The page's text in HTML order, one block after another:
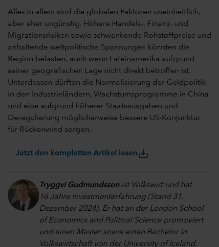
Alles in allem sind die globalen Faktoren uneinheitlich,
aber eher ungünstig. Höhere Handels-, Finanz- und
Migrationsrisiken sowie schwankende Rohstoffpreise und
anhaltende weltpolitische Spannungen könnten die
Region belasten, auch wenn Lateinamerika aufgrund
seiner geografischen Lage nicht direkt betroffen ist.
Unterdessen dürften die Normalisierung der Geldpolitik
in den Industrieländern, Wachstumsprogramme in China
und eine aufgrund höherer Staatsausgaben und
Deregulierung möglicherweise bessere US-Konjunktur
für Rückenwind sorgen.
Jetzt den kompletten Artikel lesen save_alt
Tryggvi Gudmundssonist Volkswirt und hat
16 Jahre Investmenterfahrung (Stand 31.
Dezember 2024). Er hat an der London School
of Economics and Political Science promoviert
und einen Master sowie einen Bachelor in
Volkswirtschaft von der University of Iceland.